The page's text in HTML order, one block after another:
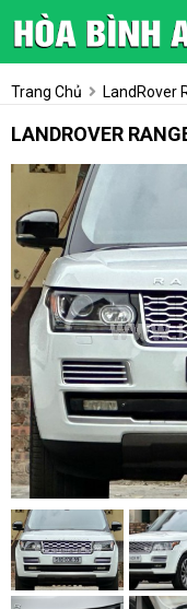
Trang Chủ LandRover
LANDROVER